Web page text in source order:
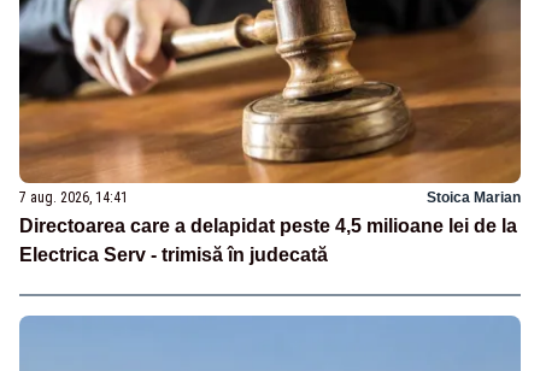
7 aug. 2026, 14:41 Stoica Marian
Directoarea care a delapidat peste 4,5 milioane lei de la
Electrica Serv - trimisă în judecată